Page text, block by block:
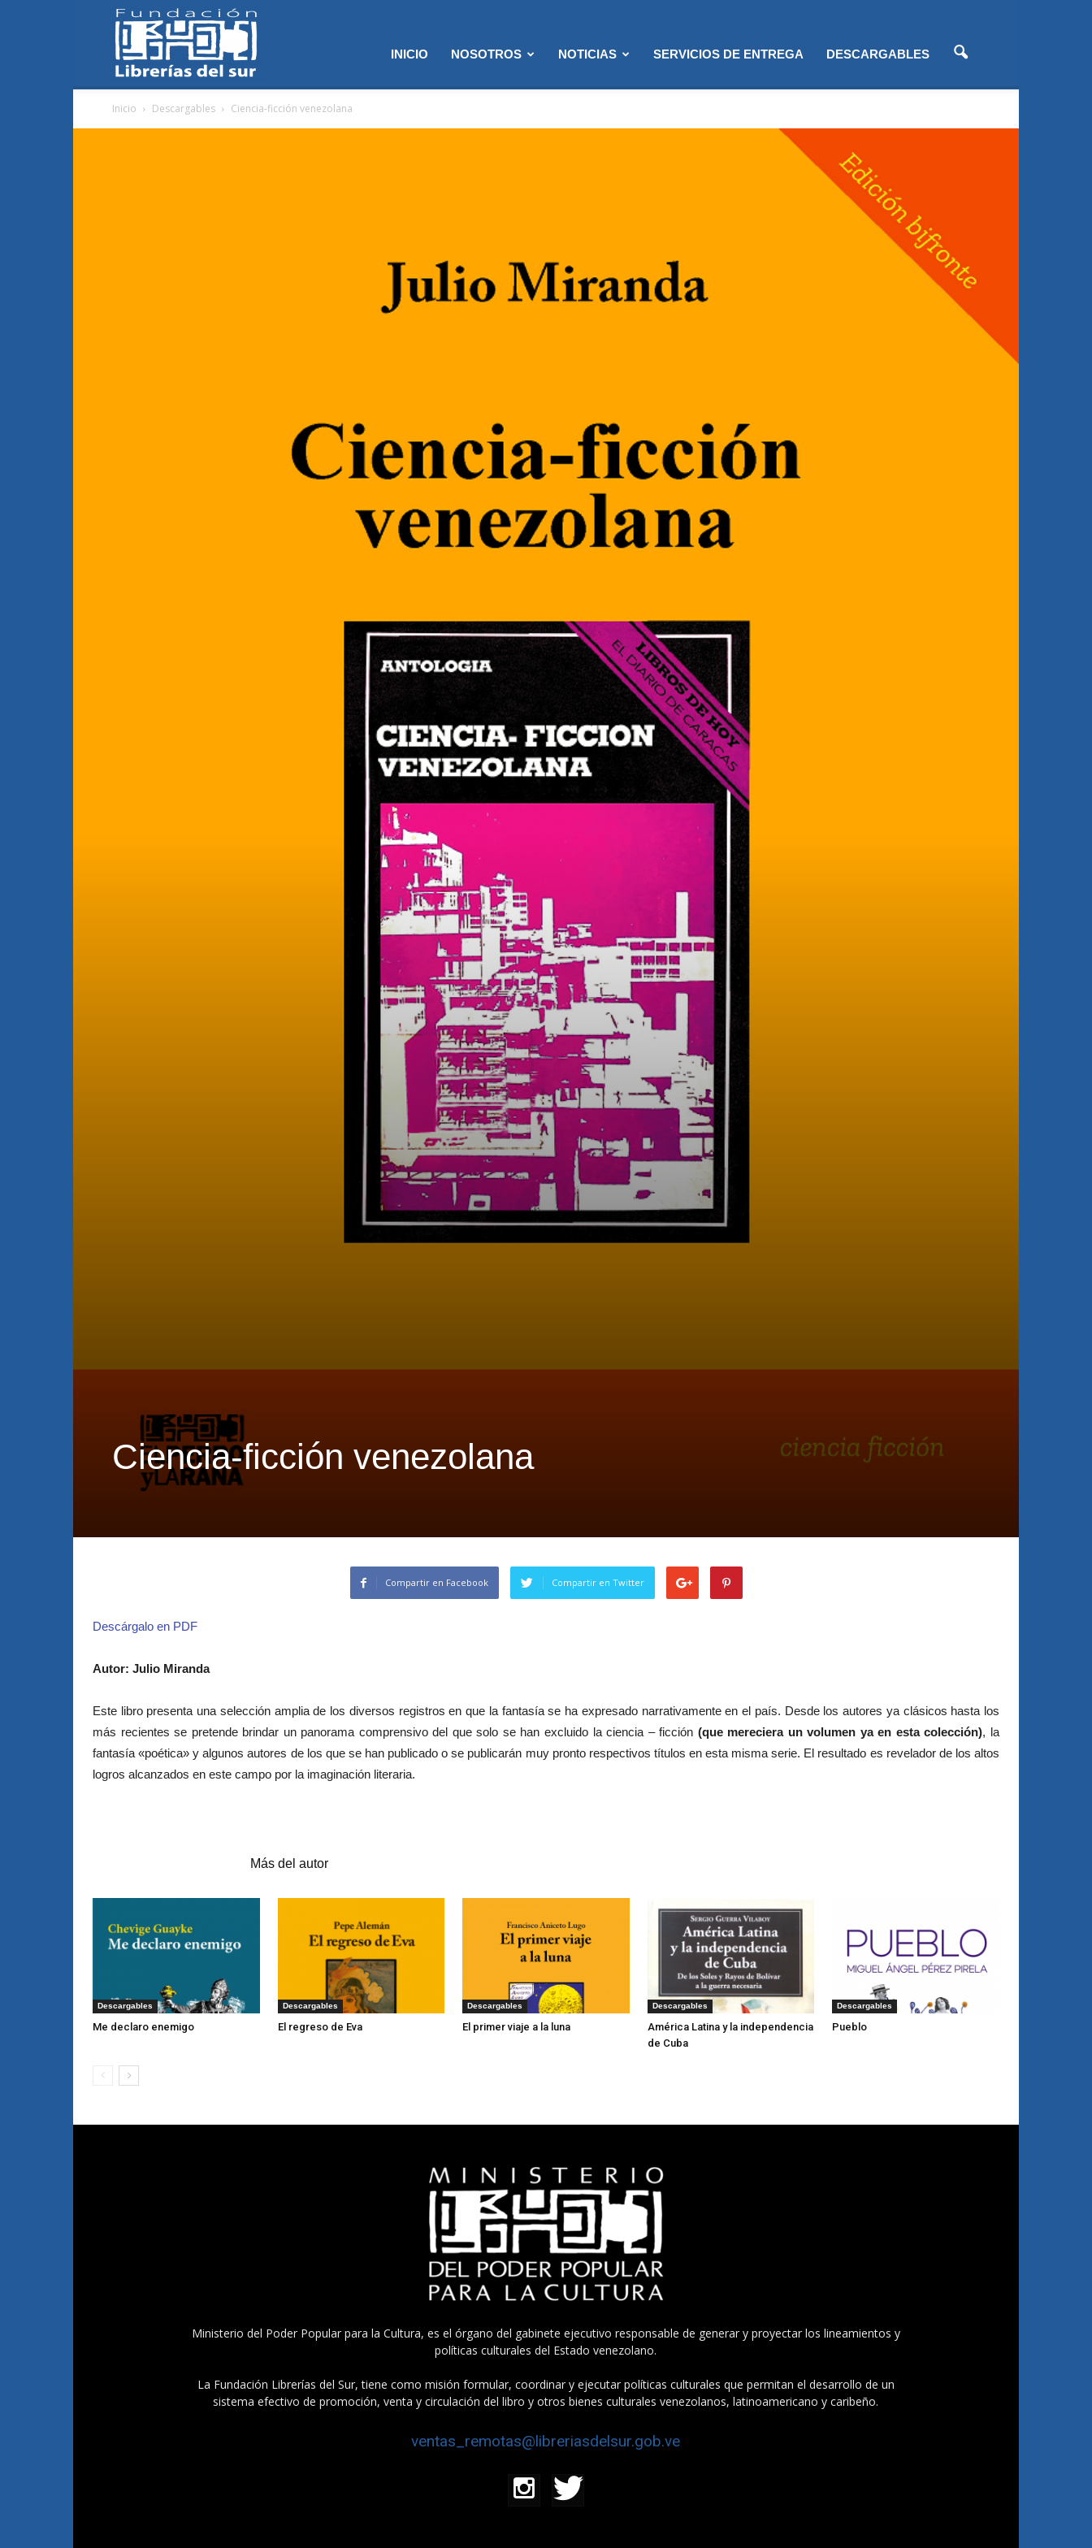
Librerías
INICIO NOSOTROS NOTICIAS SERVICIOS DE ENTREGA DESCARGABLES
Inicio Descargables Ciencia-ficción venezolana
Ciencia-ficción venezolana
Compartir en Facebook Compartir en Twitter
Descárgalo en PDF
Autor: Julio Miranda
Este libro presenta una selección amplia de los diversos registros en que la fantasía se ha expresado narrativamente en el país. Desde los autores ya clásicos hasta los
más recientes se pretende brindar un panorama comprensivo del que solo se han excluido la ciencia – ficción (que mereciera un volumen ya en esta colección), la
fantasía «poética» y algunos autores de los que se han publicado o se publicarán muy pronto respectivos títulos en esta misma serie. El resultado es revelador de los altos
logros alcanzados en este campo por la imaginación literaria.
Más del autor
Descargables
Me declaro enemigo
Descargables
El regreso de Eva
Descargables
El primer viaje a la luna
Descargables
América Latina y la independencia
de Cuba
Descargables
Pueblo
Ministerio del Poder Popular para la Cultura, es el órgano del gabinete ejecutivo responsable de generar y proyectar los lineamientos y
políticas culturales del Estado venezolano.
La Fundación Librerías del Sur, tiene como misión formular, coordinar y ejecutar políticas culturales que permitan el desarrollo de un
sistema efectivo de promoción, venta y circulación del libro y otros bienes culturales venezolanos, latinoamericano y caribeño.
ventas_remotas@libreriasdelsur.gob.ve